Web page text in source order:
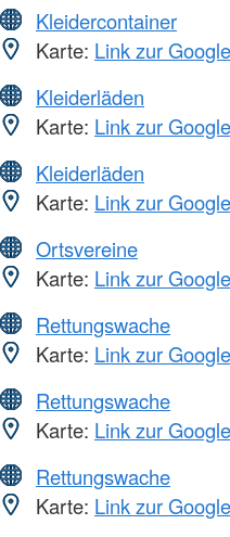
Kleidercontainer
Karte: Link zur
Kleiderläden
Karte: Link zur
Kleiderläden
Karte: Link zur
Ortsvereine
Karte: Link zur
Rettungswache
Karte: Link zur
Rettungswache
Karte: Link zur
Rettungswache
Karte: Link zur